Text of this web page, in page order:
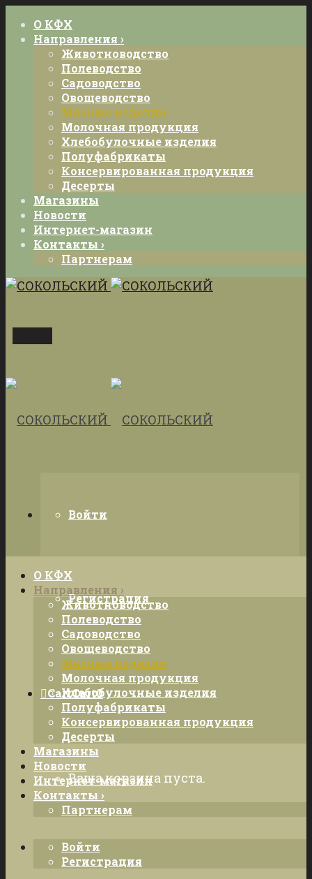
О КФХ
Направления ›
Животноводство
Полеводство
Садоводство
Овощеводство
Мясные изделия
Молочная продукция
Хлебобулочные изделия
Полуфабрикаты
Консервированная продукция
Десерты
Магазины
Новости
Интернет-магазин
Контакты ›
Партнерам
Войти
Регистрация
CartCart0
Ваша корзина пуста.
О КФХ
Направления ›
Животноводство
Полеводство
Садоводство
Овощеводство
Мясные изделия
Молочная продукция
Хлебобулочные изделия
Полуфабрикаты
Консервированная продукция
Десерты
Магазины
Новости
Интернет-магазин
Контакты ›
Партнерам
Войти
Регистрация